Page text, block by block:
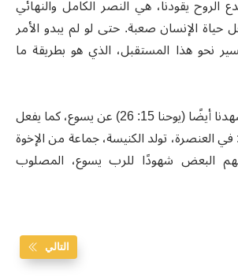
الروح يقودنا، هي النصر الكامل والنهائي
الإنسان صعبة. حتى لو لم يبدو الأمر
نحو هذا المستقبل، الذي هو بطريقة ما
وهو موجود أكثر إذا شهدنا أيضًا (يوحنا 15: 26) عن يسوع، كما يفعل
في العنصرة، تولد الكنيسة، جماعة من الإخوة
البعض شهودًا للرب يسوع، المصلوب
التالي